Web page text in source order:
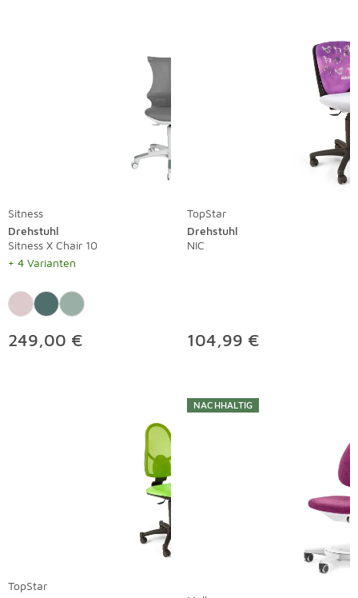
Sitness
Drehstuhl
Sitness X Chair 10
+ 4 Varianten
249,00 €
TopStar
Drehstuhl
NIC
104,99 €
TopStar
NACHHALTIG